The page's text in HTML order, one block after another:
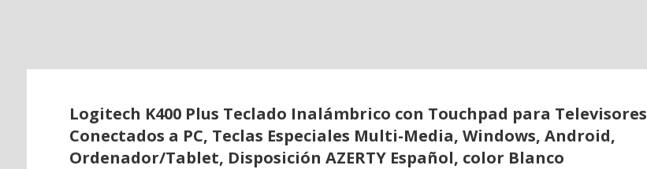
Logitech K400 Plus Teclado Inalámbrico con Touchpad para Televisores
Conectados a PC, Teclas Especiales Multi-Media, Windows, Android,
Ordenador/Tablet, Disposición AZERTY Español, color Blanco